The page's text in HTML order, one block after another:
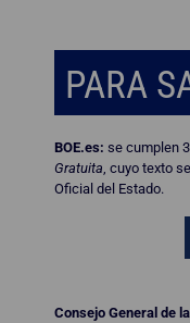
PARA
BOE.es: se cumplen
Gratuita , cuyo texto
Oficial del Estado.
Consejo General de